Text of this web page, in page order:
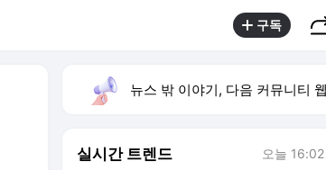
구독
뉴스 밖 이야기, 다음 커뮤니티 웹에서
실시간 트렌드 오늘